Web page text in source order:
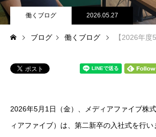
会社概要
東京オフィス
福岡オフィス
働くブログ 2026.05.27
ブログ 働くブログ 【2026年度5月】第二新卒
2026年5月1日（金）、メディアファイブ株
ィアファイブ）は、第二新卒の入社式を行